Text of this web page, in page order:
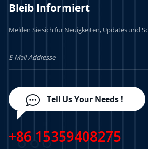
Bleib Informiert
Melden Sie sich für Neuigkeiten, Updates und
Tell Us Your Needs !
+86 15359408275